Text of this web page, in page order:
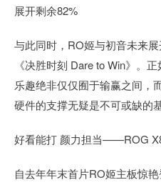
展开剩余82%
与此同时，RO姬与初音未来
《决胜时刻 Dare to Win》。
乐趣绝非仅仅囿于输赢之间，
硬件的支撑无疑是不可或缺的基
好看能打 颜力担当——ROG
自去年年末首片RO姬主板惊